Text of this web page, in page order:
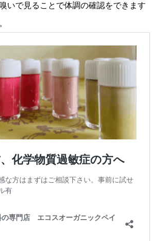
いで見ることで体調の確認をできます